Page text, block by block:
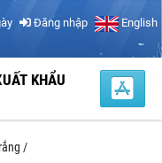
Đăng nhập English
KHẨU
/